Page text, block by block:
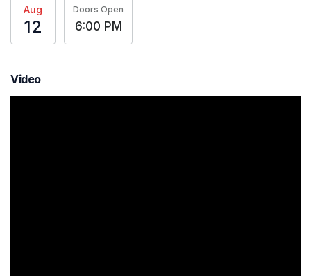
Aug
12
Doors Open
6:00 PM
Video